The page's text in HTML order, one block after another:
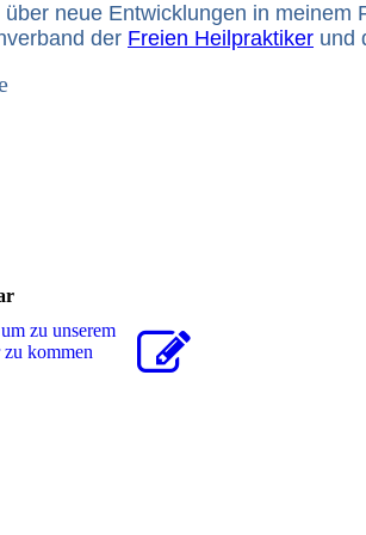
neue Entwicklungen in
der Freien Heilpraktiker und
zu unserem
kommen